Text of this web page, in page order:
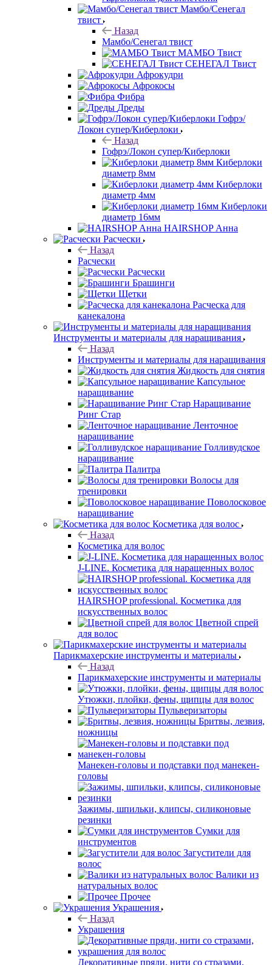
Мамбо/Сенегал
твист
Назад
Мамбо/Сенегал твист
МАМБО Твист
СЕНЕГАЛ Твист
Афрокудри
Афрокосы
Фибра
Дреды
Гофрэ/
Локон супер/Киберлоки
Назад
Гофрэ/Локон супер/Киберлоки
Киберлоки
диаметр 8мм
Киберлоки
диаметр 4мм
Киберлоки
диаметр 16мм
HAIRSHOP Анна
Расчески
Назад
Расчески
Расчески
Брашинги
Щетки
Расческа для
канекалона
Инструменты и материалы для наращивания
Назад
Инструменты и материалы для наращивания
Жидкость для снятия
Капсульное
наращивание
Наращивание
Ринг Стар
Ленточное
наращивание
Голливудское
наращивание
Палитра
Волосы для
тренировки
Поволосковое
наращивание
Косметика для волос
Назад
Косметика для волос
J-LINE. Косметика для наращенных волос
HAIRSHOP professional. Косметика для
искусственных волос
Цветной спрей
для волос
Парикмахерские инструменты и материалы
Назад
Парикмахерские инструменты и материалы
Утюжки, плойки, фены, щипцы для волос
Пульверизаторы
Бритвы, лезвия,
ножницы
Манекен-головы и подставки под манекен-
головы
Зажимы, шпильки, клипсы, силиконовые
резинки
Сумки для
инструментов
Загустители для
волос
Валики из
натуральных волос
Прочее
Украшения
Назад
Украшения
Декоративные пряди, нити со стразами,